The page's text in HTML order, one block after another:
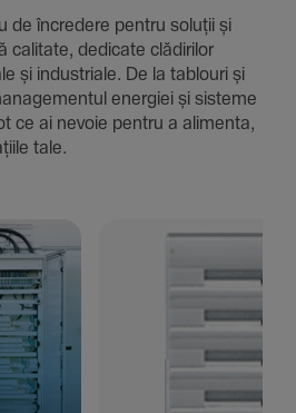
de încre­dere pentru soluții și
cali­tate, dedi­cate clădi­rilor
și indus­triale. De la tablouri și
energiei și sisteme
ce ai nevoie pentru a alimenta,
tale.